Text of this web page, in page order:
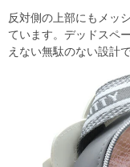
反対側の上部にもメッ
ています。デッドスペ
えない無駄のない設計で